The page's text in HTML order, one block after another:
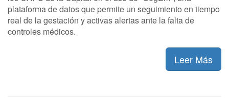
plataforma de datos que permite un seguimiento en tiempo
real de la gestación y activas alertas ante la falta de
controles médicos.
Leer Más